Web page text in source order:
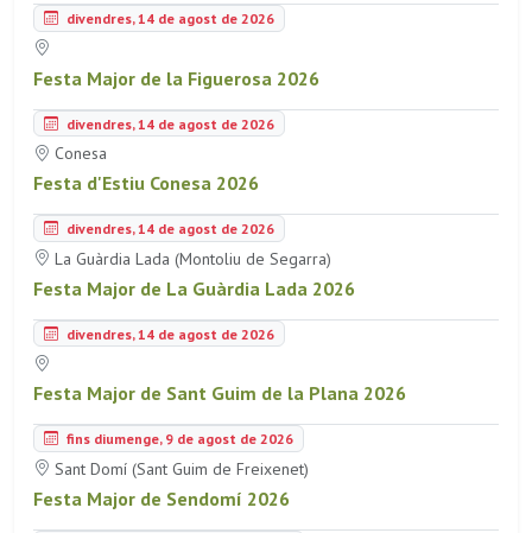
divendres, 14 de agost de 2026
Festa Major de la Figuerosa 2026
divendres, 14 de agost de 2026
Conesa
Festa d'Estiu Conesa 2026
divendres, 14 de agost de 2026
La Guàrdia Lada (Montoliu de Segarra)
Festa Major de La Guàrdia Lada 2026
divendres, 14 de agost de 2026
Festa Major de Sant Guim de la Plana 2026
fins diumenge, 9 de agost de 2026
Sant Domí (Sant Guim de Freixenet)
Festa Major de Sendomí 2026